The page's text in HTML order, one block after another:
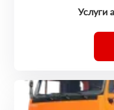
Услуги